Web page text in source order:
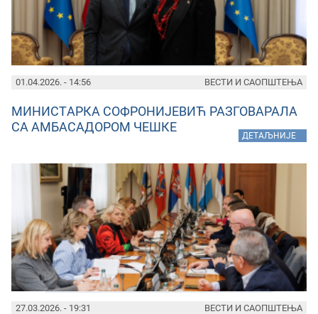
01.04.2026. - 14:56
МИНИСТAРКА СОФРОНИЈЕВИЋ РАЗГОВАРАЛА
СА АМБАСАДОРОМ ЧЕШКЕ
ДЕТАЉНИЈЕ
ВЕСТИ И САОПШТЕЊА
27.03.2026. - 19:31 ВЕСТИ И САОПШТЕЊА